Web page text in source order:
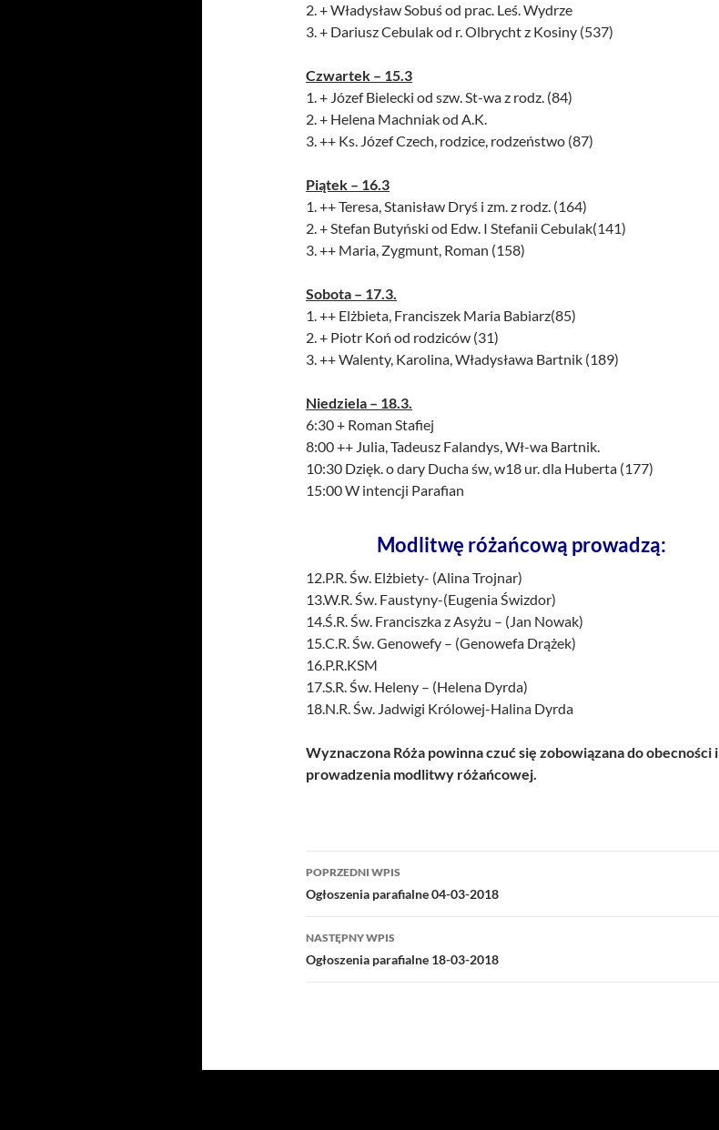
2. + Władysław Sobuś od prac. Leś. Wydrze
3. + Dariusz Cebulak od r. Olbrycht z Kosiny (537)
Czwartek – 15.3
1. + Józef Bielecki od szw. St-wa z rodz. (84)
2. + Helena Machniak od A.K.
3. ++ Ks. Józef Czech, rodzice, rodzeństwo (87)
Piątek – 16.3
1. ++ Teresa, Stanisław Dryś i zm. z rodz. (164)
2. + Stefan Butyński od Edw. I Stefanii Cebulak(141)
3. ++ Maria, Zygmunt, Roman (158)
Sobota – 17.3.
1. ++ Elżbieta, Franciszek Maria Babiarz(85)
2. + Piotr Koń od rodziców (31)
3. ++ Walenty, Karolina, Władysława Bartnik (189)
Niedziela – 18.3.
6:30 + Roman Stafiej
8:00 ++ Julia, Tadeusz Falandys, Wł-wa Bartnik.
10:30 Dzięk. o dary Ducha św, w18 ur. dla Huberta (177)
15:00 W intencji Parafian
Modlitwę różańcową prowadzą:
12.P.R. Św. Elżbiety- (Alina Trojnar)
13.W.R. Św. Faustyny-(Eugenia Świzdor)
14.Ś.R. Św. Franciszka z Asyżu – (Jan Nowak)
15.C.R. Św. Genowefy – (Genowefa Drążek)
16.P.R.KSM
17.S.R. Św. Heleny – (Helena Dyrda)
18.N.R. Św. Jadwigi Królowej-Halina Dyrda
Wyznaczona Róża powinna czuć się zobowiązana do obecności i
prowadzenia modlitwy różańcowej.
Nawigacja
wpisu
POPRZEDNI WPIS
Ogłoszenia parafialne 04-03-2018
NASTĘPNY WPIS
Ogłoszenia parafialne 18-03-2018